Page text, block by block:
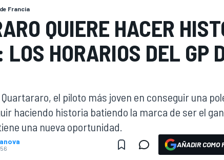
de Francia
QUIERE HACER
HORARIOS DEL GP
el piloto más joven en conseguir una
haciendo historia batiendo la marca de ser el
una nueva oportunidad.
AÑADIR COMO